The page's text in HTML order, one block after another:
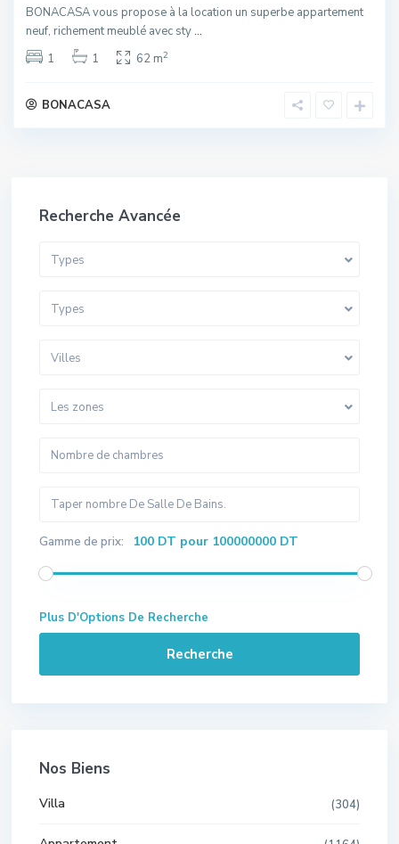
BONACASA vous propose à la location un superbe appartement
neuf, richement meublé avec sty...
1
1 62 m2
BONACASA
Recherche Avancée
Types
Types
Villes
Les zones
Gamme de prix: 100 DT pour 100000000 DT
Plus D'Options De Recherche
Recherche
Nos Biens
Villa (304)